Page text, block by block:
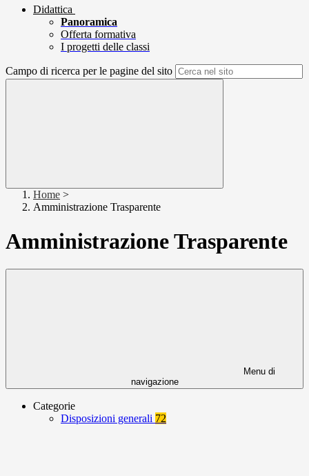
Didattica
Panoramica
Offerta formativa
I progetti delle classi
Campo di ricerca per le pagine del sito
Home >
Amministrazione Trasparente
Amministrazione Trasparente
Menu di
navigazione
Categorie
Disposizioni generali 72